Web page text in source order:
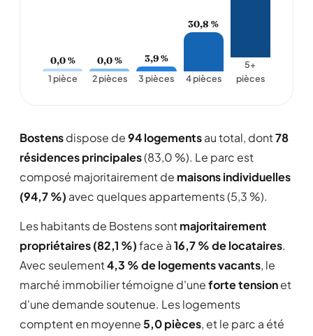
0,0 %
1 pièce
0,0 %
2 pièces
3,9 %
3 pièces
30,8 %
4 pièces
5+
pièces
Bostensdispose de94 logementsau total, dont78
résidences principales(83,0 %). Le parc est
composé majoritairement de maisons individuelles
(94,7 %) avec quelques appartements (5,3 %).
Les habitants de Bostens sontmajoritairement
propriétaires (82,1 %)face à16,7 % de locataires.
Avec seulement4,3 % de logements vacants, le
marché immobilier témoigne d'uneforte tensionet
d'une demande soutenue. Les logements
comptent en moyenne5,0 pièces, et le parc a été